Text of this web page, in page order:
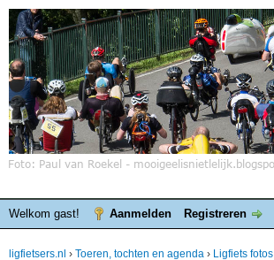
Welkom gast! Aanmelden Registreren
ligfietsers.nl › Toeren, tochten en agenda › Ligfiets fotos